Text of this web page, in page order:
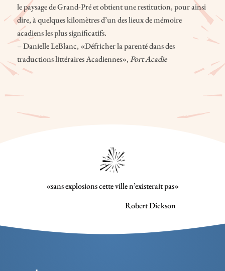
le paysage de Grand-Pré et obtient une restitution, pour ainsi
dire, à quelques kilomètres d’un des lieux de mémoire
acadiens les plus significatifs.
– Danielle LeBlanc, «Défricher la parenté dans des
traductions littéraires Acadiennes»,Port Acadie
«sans explosions cette ville n’existerait pas»
Robert Dickson